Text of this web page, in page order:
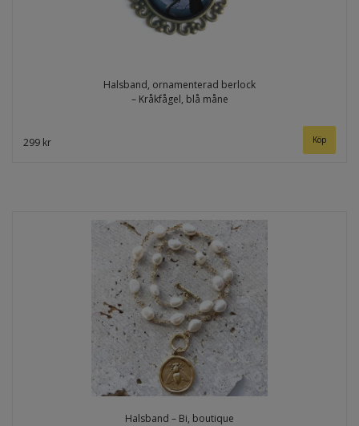
Halsband, ornamenterad berlock
– Kråkfågel, blå måne
299 kr
Halsband – Bi, boutique